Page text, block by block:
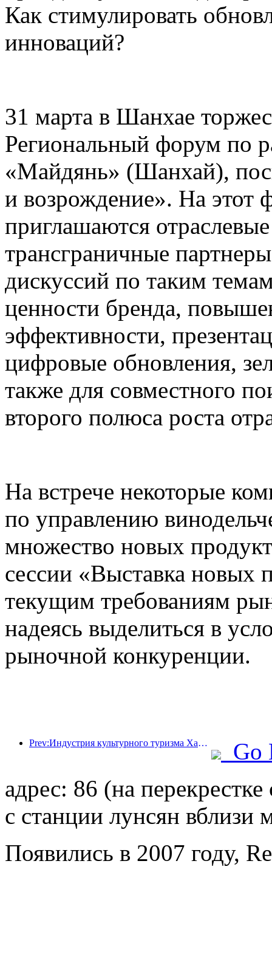
Как стимулировать
инноваций?
31 марта в Шанхае
Региональный форум по
«Майдянь» (Шанхай),
и возрождение». На этот
приглашаются
трансграничные
дискуссий по таким
ценности бренда,
эффективности,
цифровые обновления,
также для совместного
второго полюса роста
На встрече некоторые
по управлению
множество новых
сессии «Выставка новых
текущим требованиям
надеясь выделиться в
рыночной конкуренции.
Prev:Индустрия культурного туризма Ханчжоу будет процветать в 2024 году: добавленная культурная стоимость превысит 340 миллиардов, а число въездных туристов удвоится
Go
адрес: 86 (на
с станции лунсян вблизи
Появились в 2007 году,